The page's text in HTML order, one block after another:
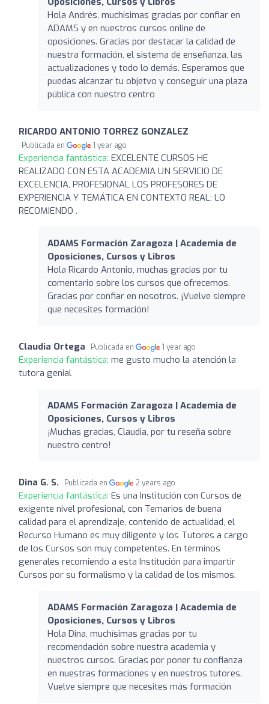
Hola Andrés, muchísimas gracias por confiar en
ADAMS y en nuestros cursos online de
oposiciones. Gracias por destacar la calidad de
nuestra formación, el sistema de enseñanza, las
actualizaciones y todo lo demás. Esperamos que
puedas alcanzar tu objetvo y conseguir una plaza
pública con nuestro centro
RICARDO ANTONIO TORREZ GONZALEZ
Publicada en 1 year ago
Experiencia fantástica: EXCELENTE CURSOS HE
REALIZADO CON ESTA ACADEMIA UN SERVICIO DE
EXCELENCIA, PROFESIONAL LOS PROFESORES DE
EXPERIENCIA Y TEMÁTICA EN CONTEXTO REAL; LO
RECOMIENDO .
ADAMS Formación Zaragoza | Academia de
Oposiciones, Cursos y Libros
Hola Ricardo Antonio, muchas gracias por tu
comentario sobre los cursos que ofrecemos.
Gracias por confiar en nosotros. ¡Vuelve siempre
que necesites formación!
Claudia Ortega Publicada en 1 year ago
Experiencia fantástica: me gusto mucho la atención la
tutora genial
ADAMS Formación Zaragoza | Academia de
Oposiciones, Cursos y Libros
¡Muchas gracias, Claudia, por tu reseña sobre
nuestro centro!
Dina G. S. Publicada en 2 years ago
Experiencia fantástica: Es una Institución con Cursos de
exigente nivel profesional, con Temarios de buena
calidad para el aprendizaje, contenido de actualidad, el
Recurso Humano es muy diligente y los Tutores a cargo
de los Cursos son muy competentes. En términos
generales recomiendo a esta Institución para impartir
Cursos por su formalismo y la calidad de los mismos.
ADAMS Formación Zaragoza | Academia de
Oposiciones, Cursos y Libros
Hola Dina, muchísimas gracias por tu
recomendación sobre nuestra academia y
nuestros cursos. Gracias por poner tu confianza
en nuestras formaciones y en nuestros tutores.
Vuelve siempre que necesites más formación